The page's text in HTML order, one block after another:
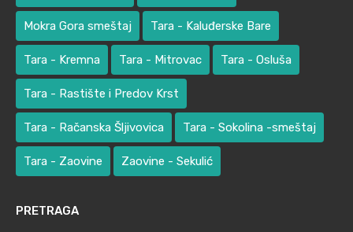
Mokra Gora smeštaj Tara - Kaluđerske Bare
Tara - Kremna Tara - Mitrovac Tara - Osluša
Tara - Rastište i Predov Krst
Tara - Račanska Šljivovica Tara - Sokolina -smeštaj
Tara - Zaovine Zaovine - Sekulić
PRETRAGA